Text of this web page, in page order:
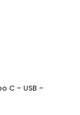
C – USB –